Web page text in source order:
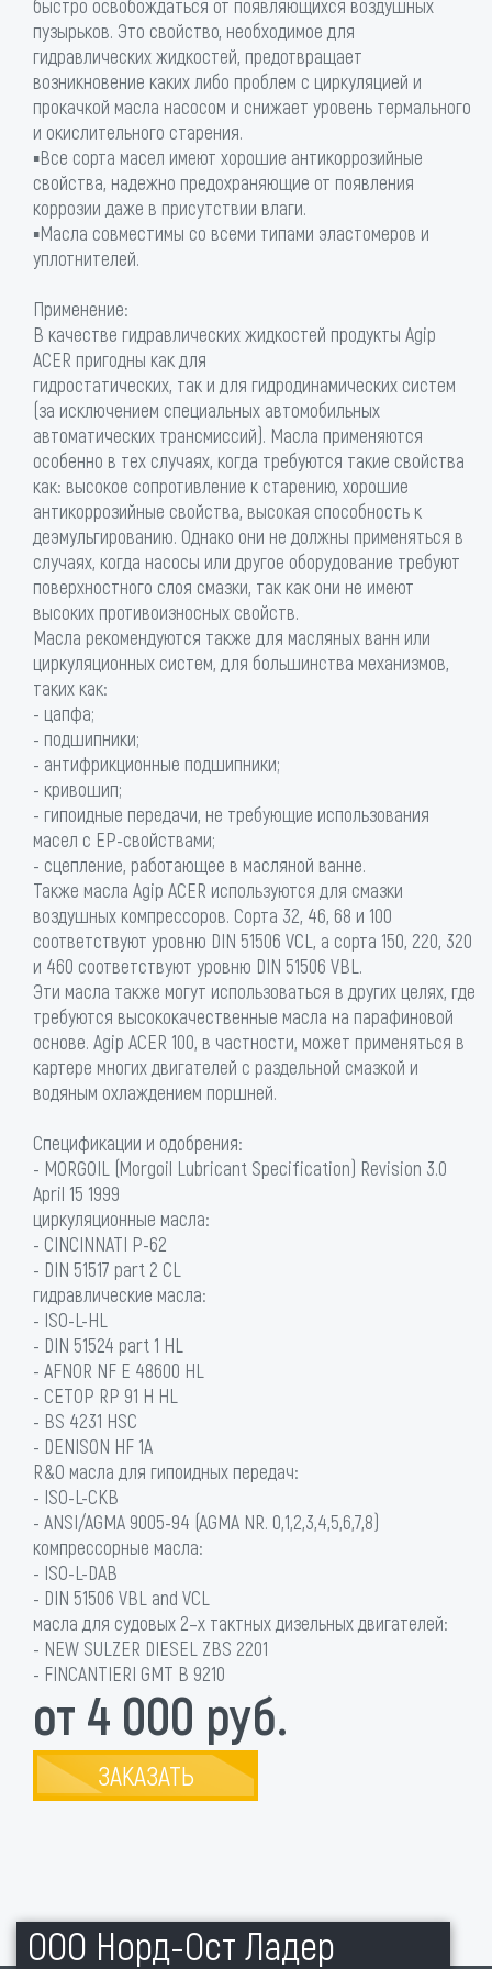
быстро освобождаться от появляющихся воздушных
пузырьков. Это свойство, необходимое для
гидравлических жидкостей, предотвращает
возникновение каких либо проблем с циркуляцией и
прокачкой масла насосом и снижает уровень термального
и окислительного старения.
▪Все сорта масел имеют хорошие антикоррозийные
свойства, надежно предохраняющие от появления
коррозии даже в присутствии влаги.
▪Масла совместимы со всеми типами эластомеров и
уплотнителей.
Применение:
В качестве гидравлических жидкостей продукты Agip
ACER пригодны как для
гидростатических, так и для гидродинамических систем
(за исключением специальных автомобильных
автоматических трансмиссий). Масла применяются
особенно в тех случаях, когда требуются такие свойства
как: высокое сопротивление к старению, хорошие
антикоррозийные свойства, высокая способность к
деэмульгированию. Однако они не должны применяться в
случаях, когда насосы или другое оборудование требуют
поверхностного слоя смазки, так как они не имеют
высоких противоизносных свойств.
Масла рекомендуются также для масляных ванн или
циркуляционных систем, для большинства механизмов,
таких как:
- цапфа;
- подшипники;
- антифрикционные подшипники;
- кривошип;
- гипоидные передачи, не требующие использования
масел с EP-свойствами;
- сцепление, работающее в масляной ванне.
Также масла Agip ACER используются для смазки
воздушных компрессоров. Сорта 32, 46, 68 и 100
соответствуют уровню DIN 51506 VCL, а сорта 150, 220, 320
и 460 соответствуют уровню DIN 51506 VBL.
Эти масла также могут использоваться в других целях, где
требуются высококачественные масла на парафиновой
основе. Agip ACER 100, в частности, может применяться в
картере многих двигателей с раздельной смазкой и
водяным охлаждением поршней.
Спецификации и одобрения:
- MORGOIL (Morgoil Lubricant Specification) Revision 3.0
April 15 1999
циркуляционные масла:
- CINCINNATI P-62
- DIN 51517 part 2 CL
гидравлические масла:
- ISO-L-HL
- DIN 51524 part 1 HL
- AFNOR NF E 48600 HL
- CETOP RP 91 H HL
- BS 4231 HSC
- DENISON HF 1A
R&O масла для гипоидных передач:
- ISO-L-CKB
- ANSI/AGMA 9005-94 (AGMA NR. 0,1,2,3,4,5,6,7,8)
компрессорные масла:
- ISO-L-DAB
- DIN 51506 VBL and VCL
масла для судовых 2–х тактных дизельных двигателей:
- NEW SULZER DIESEL ZBS 2201
- FINCANTIERI GMT B 9210
от 4 000 руб.
ЗАКАЗАТЬ
ООО Норд-Ост Ладер